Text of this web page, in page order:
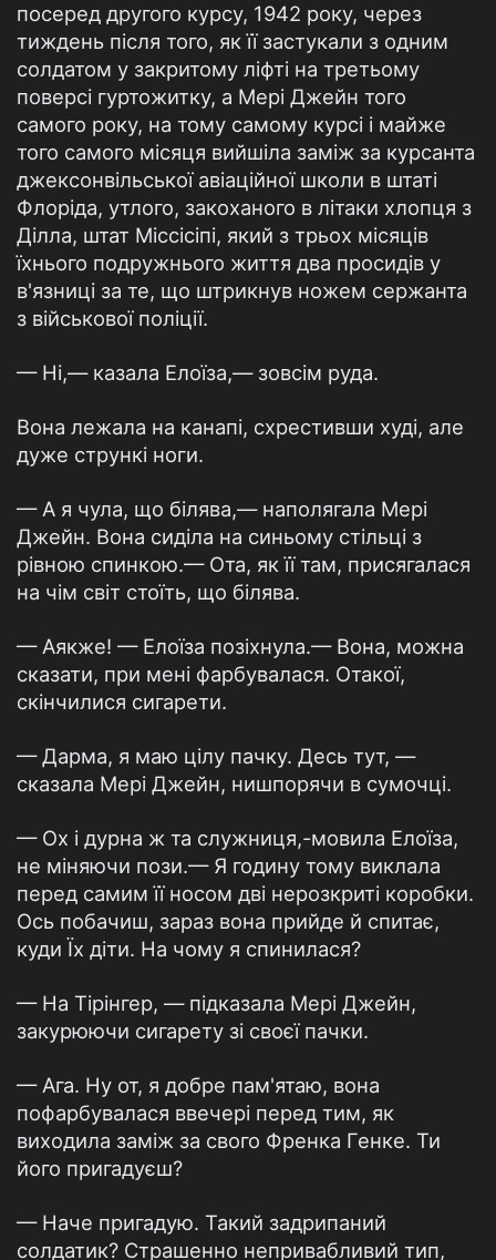
посеред другого курсу, 1942 року, через
тиждень після того, як її застукали з одним
солдатом у закритому ліфті на третьому
поверсі гуртожитку, а Мері Джейн того
самого року, на тому самому курсі і майже
того самого місяця вийшіла заміж за курсанта
джексонвільської авіаційної школи в штаті
Флоріда, утлого, закоханого в літаки хлопця з
Ділла, штат Міссісіпі, який з трьох місяців
їхнього подружнього життя два просидів у
в'язниці за те, що штрикнув ножем сержанта
з військової поліції.
— Ні,— казала Елоїза,— зовсім руда.
Вона лежала на канапі, схрестивши худі, але
дуже стрункі ноги.
— А я чула, що білява,— наполягала Мері
Джейн. Вона сиділа на синьому стільці з
рівною спинкою.— Ота, як її там, присягалася
на чім світ стоїть, що білява.
— Аякже! — Елоїза позіхнула.— Вона, можна
сказати, при мені фарбувалася. Отакої,
скінчилися сигарети.
— Дарма, я маю цілу пачку. Десь тут, —
сказала Мері Джейн, нишпорячи в сумочці.
— Ох і дурна ж та служниця,-мовила Елоїза,
не міняючи пози.— Я годину тому виклала
перед самим її носом дві нерозкриті коробки.
Ось побачиш, зараз вона прийде й спитає,
куди Їх діти. На чому я спинилася?
— На Тірінгер, — підказала Мері Джейн,
закурюючи сигарету зі своєї пачки.
— Ага. Ну от, я добре пам'ятаю, вона
пофарбувалася ввечері перед тим, як
виходила заміж за свого Френка Генке. Ти
його пригадуєш?
— Наче пригадую. Такий задрипаний
солдатик? Страшенно непривабливий тип,